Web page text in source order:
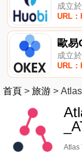
成立
URL
歐易
成立
URL
首頁 > 旅游 >
Atlas